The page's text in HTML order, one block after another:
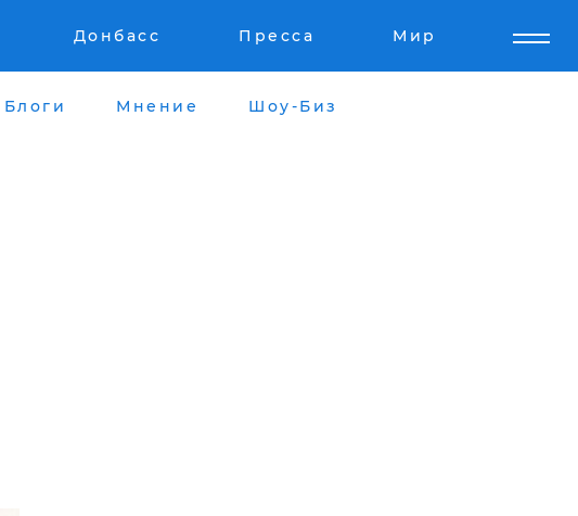
Донбасс Пресса Мир
Блоги Мнение Шоу-Биз